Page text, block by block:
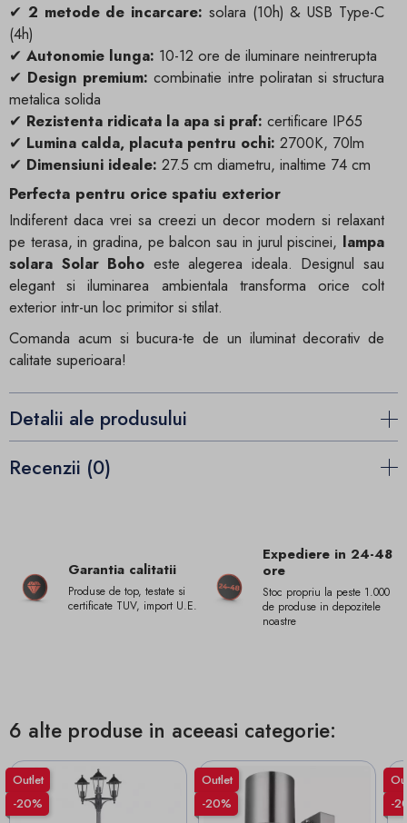
✔ 2 metode de incarcare: solara (10h) & USB Type-C
(4h)
✔ Autonomie lunga: 10-12 ore de iluminare neintrerupta
✔ Design premium: combinatie intre poliratan si structura
metalica solida
✔ Rezistenta ridicata la apa si praf: certificare IP65
✔ Lumina calda, placuta pentru ochi: 2700K, 70lm
✔ Dimensiuni ideale: 27.5 cm diametru, inaltime 74 cm
Perfecta pentru orice spatiu exterior
Indiferent daca vrei sa creezi un decor modern si relaxant
pe terasa, in gradina, pe balcon sau in jurul piscinei, lampa
solara Solar Boho este alegerea ideala. Designul sau
elegant si iluminarea ambientala transforma orice colt
exterior intr-un loc primitor si stilat.
Comanda acum si bucura-te de un iluminat decorativ de
calitate superioara!
Detalii ale produsului
Recenzii (0)
Garantia calitatii
Produse de top, testate si
certificate TUV, import U.E.
Expediere in 24-48
ore
Stoc propriu la peste 1.000
de produse in depozitele
noastre
6 alte produse in aceeasi categorie:
Outlet
-20%
Outlet
-20%
-